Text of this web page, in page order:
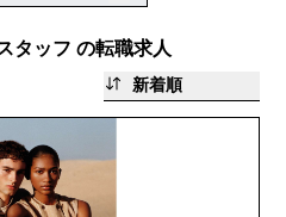
タッフ の転職求人
新着順